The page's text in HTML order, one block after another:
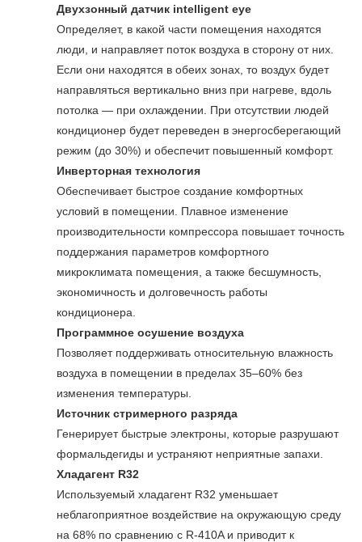
Двухзонный датчик intelligent eye
Определяет, в какой части помещения находятся
люди, и направляет поток воздуха в сторону от них.
Если они находятся в обеих зонах, то воздух будет
направляться вертикально вниз при нагреве, вдоль
потолка — при охлаждении. При отсутствии людей
кондиционер будет переведен в энергосберегающий
режим (до 30%) и обеспечит повышенный комфорт.
Инверторная технология
Обеспечивает быстрое создание комфортных
условий в помещении. Плавное изменение
производительности компрессора повышает точность
поддержания параметров комфортного
микроклимата помещения, а также бесшумность,
экономичность и долговечность работы
кондиционера.
Программное осушение воздуха
Позволяет поддерживать относительную влажность
воздуха в помещении в пределах 35–60% без
изменения температуры.
Источник стримерного разряда
Генерирует быстрые электроны, которые разрушают
формальдегиды и устраняют неприятные запахи.
Хладагент R32
Используемый хладагент R32 уменьшает
неблагоприятное воздействие на окружающую среду
на 68% по сравнению с R-410A и приводит к